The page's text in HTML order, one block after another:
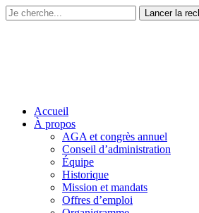
Accueil
À propos
AGA et congrès annuel
Conseil d’administration
Équipe
Historique
Mission et mandats
Offres d’emploi